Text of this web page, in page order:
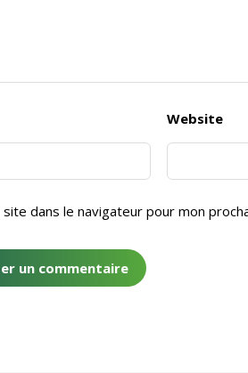
Website
dans le navigateur pour mon